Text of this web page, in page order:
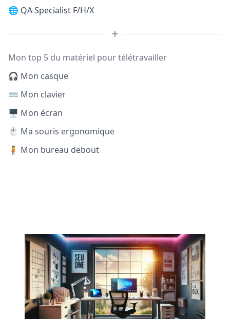
🌐 QA Specialist F/H/X
Mon top 5 du matériel pour télétravailler
🎧 Mon casque
⌨️ Mon clavier
🖥️ Mon écran
🖱️ Ma souris ergonomique
🧍 Mon bureau debout